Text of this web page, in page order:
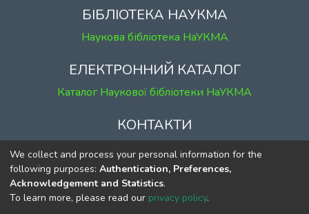
БІБЛІОТЕКА НАУКМА
Наукова бібліотека НаУКМА
ЕЛЕКТРОННИЙ КАТАЛОГ
Каталог Наукової бібліотеки НаУКМА
КОНТАКТИ
м. Київ, вул. Григорія Сковороди, 2
к. 1, к. 120
тел. (044) 463-69-31
ekmair@ukma.edu.ua
We collect and process your personal information for the
following purposes: Authentication, Preferences,
Acknowledgement and Statistics.
To learn more, please read our privacy policy.